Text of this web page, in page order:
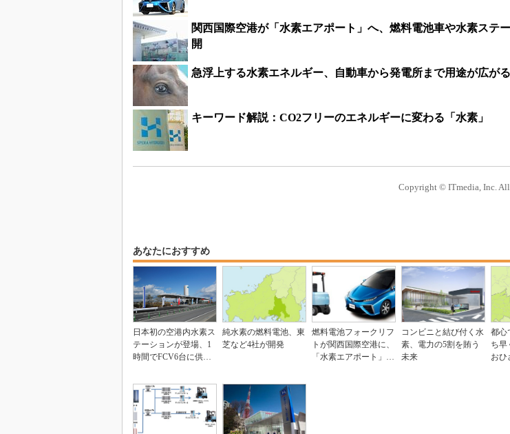
関西国際空港が「水素エアポート」へ、燃料電池車や水素ステ
開
急浮上する水素エネルギー、自動車から発電所まで用途が広がる
キーワード解説：CO2フリーのエネルギーに変わる「水素」
Copyright © ITmedia, Inc. All
あなたにおすすめ
日本初の空港内水素ス
テーションが登場、1
時間でFCV6台に供給
純水素の燃料電池、東
芝など4社が開発
燃料電池フォークリフ
トが関西国際空港に、
「水素エアポート」の
コンビニと結び付く水
素、電力の5割を賄う
未来
都心
ち早
おひ